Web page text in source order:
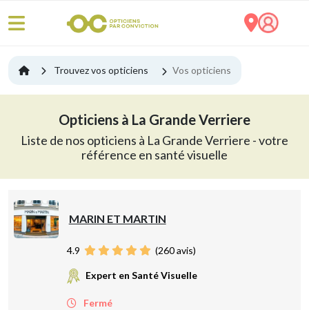
Trouvez vos opticiens Vos opticiens
Opticiens à La Grande Verriere
Liste de nos opticiens à La Grande Verriere - votre
référence en santé visuelle
MARIN ET MARTIN
4.9 (260avis)
Expert en Santé Visuelle
Fermé